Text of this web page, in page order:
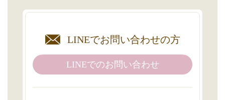
LINEでお問い合わせの方
LINEでのお問い合わせ